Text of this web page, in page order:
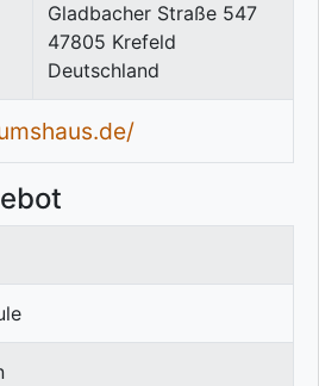
Gladbacher Straße 547
47805 Krefeld
Deutschland